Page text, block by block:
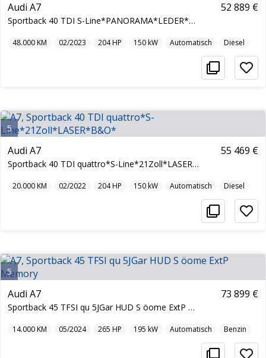
Audi A7
Sportback 40 TDI S-Line*PANORAMA*LEDER*B&O*Massage
52 889 €
48.000KM 02/2023 204HP 150kW Automatisch Diesel
5
Audi A7
Sportback 40 TDI quattro*S-Line*21Zoll*LASER*B&O*
55 469 €
20.000KM 02/2022 204HP 150kW Automatisch Diesel
5
Audi A7
Sportback 45 TFSI qu 5JGar HUD S öome ExtP Memory
73 899 €
14.000KM 05/2024 265 HP 195 kW Automatisch Benzin